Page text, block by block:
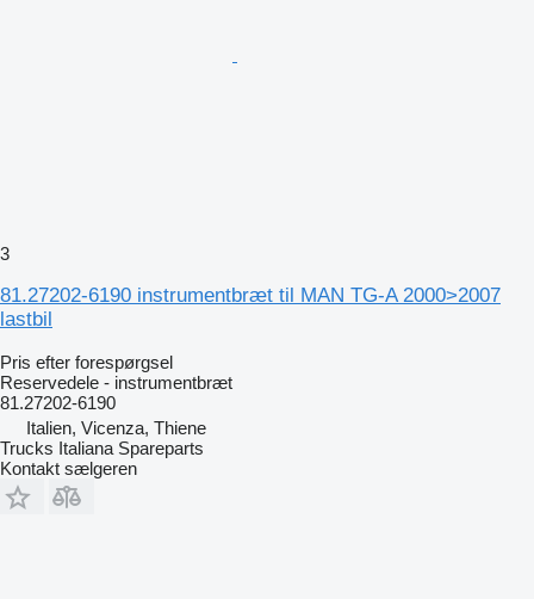
3
81.27202-6190 instrumentbræt til MAN TG-A 2000>2007
lastbil
Pris efter forespørgsel
Reservedele - instrumentbræt
81.27202-6190
Italien, Vicenza, Thiene
Trucks Italiana Spareparts
Kontakt sælgeren